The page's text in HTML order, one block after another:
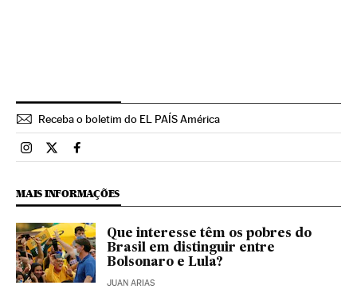
Receba o boletim do EL PAÍS América
Brasil El País Brasil en Instagram
Brasil El País Brasil en Twitter
Brasil El País Brasil en Facebook
MAIS INFORMAÇÕES
Que interesse têm os pobres do
Brasil em distinguir entre
Bolsonaro e Lula?
JUAN ARIAS